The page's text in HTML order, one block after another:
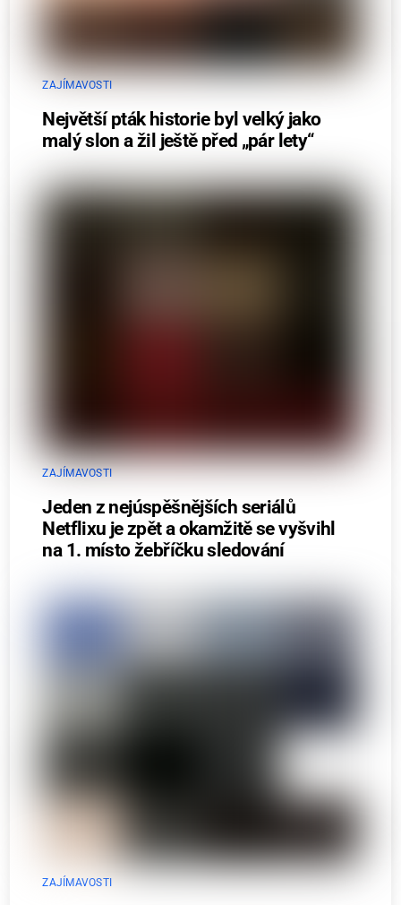
ZAJÍMAVOSTI
Největší pták historie byl velký jako
malý slon a žil ještě před „pár lety“
ZAJÍMAVOSTI
Jeden z nejúspěšnějších seriálů
Netflixu je zpět a okamžitě se vyšvihl
na 1. místo žebříčku sledování
ZAJÍMAVOSTI